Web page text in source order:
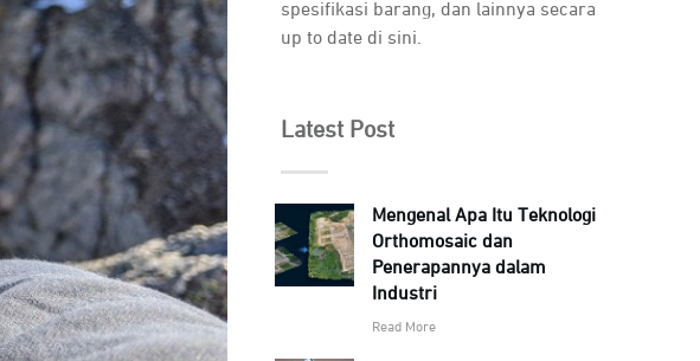
spesifikasi barang, dan lainnya secara
up to date di sini.
Latest Post
Mengenal Apa Itu Teknologi
Orthomosaic dan
Penerapannya dalam
Industri
Read More